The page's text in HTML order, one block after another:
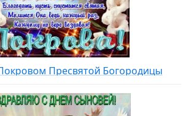
Пресвятой Богородицы